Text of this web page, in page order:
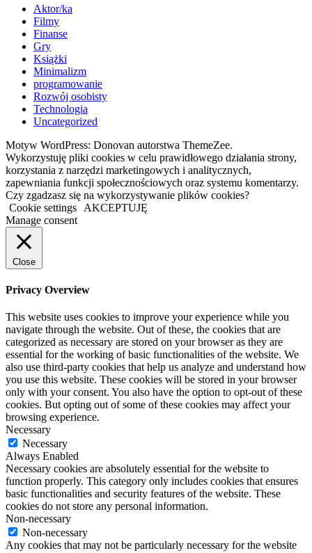
Aktor/ka
Filmy
Finanse
Gry
Książki
Minimalizm
programowanie
Rozwój osobisty
Technologia
Uncategorized
Motyw WordPress: Donovan autorstwa ThemeZee.
Wykorzystuję pliki cookies w celu prawidłowego działania strony,
korzystania z narzędzi marketingowych i analitycznych,
zapewniania funkcji społecznościowych oraz systemu komentarzy.
Czy zgadzasz się na wykorzystywanie plików cookies?
Cookie settings
AKCEPTUJĘ
Manage consent
Close
Privacy Overview
This website uses cookies to improve your experience while you
navigate through the website. Out of these, the cookies that are
categorized as necessary are stored on your browser as they are
essential for the working of basic functionalities of the website. We
also use third-party cookies that help us analyze and understand how
you use this website. These cookies will be stored in your browser
only with your consent. You also have the option to opt-out of these
cookies. But opting out of some of these cookies may affect your
browsing experience.
Necessary
Necessary
Always Enabled
Necessary cookies are absolutely essential for the website to
function properly. This category only includes cookies that ensures
basic functionalities and security features of the website. These
cookies do not store any personal information.
Non-necessary
Non-necessary
Any cookies that may not be particularly necessary for the website